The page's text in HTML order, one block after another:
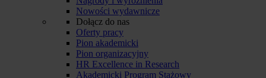
Nowości wydawnicze
Dołącz do nas
Oferty pracy
Pion akademicki
Pion organizacyjny
HR Excellence in Research
Akademicki Program Stażowy